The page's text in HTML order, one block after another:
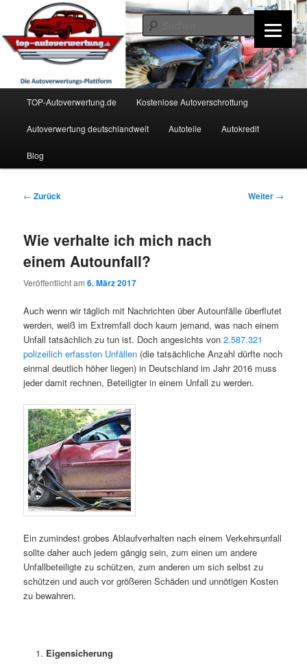
wechseln
TOP-Autoverwertung.de
TOP-Autoverwertung.de Kostenlose Autoverschrottung
Autoverwertung deutschlandweit Autoteile Autokredit
Blog
Beitrags-
← Zurück Weiter →
Wie verhalte ich mich nach
einem Autounfall?
Veröffentlicht am6. März 2017
Auch wenn wir täglich mit Nachrichten über Autounfälle überflutet
werden, weiß im Extremfall doch kaum jemand, was nach einem
Unfall tatsächlich zu tun ist. Doch angesichts von2.587.321
polizeilich erfassten Unfällen (die tatsächliche Anzahl dürfte noch
einmal deutlich höher liegen) in Deutschland im Jahr 2016 muss
jeder damit rechnen, Beteiligter in einem Unfall zu werden.
Ein zumindest grobes Ablaufverhalten nach einem Verkehrsunfall
sollte daher auch jedem gängig sein, zum einen um andere
Unfallbeteiligte zu schützen, zum anderen um sich selbst zu
schützen und auch vor größeren Schäden und unnötigen Kosten
zu bewahren.
Eigensicherung